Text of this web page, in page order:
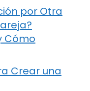
por Otra
Cómo
Crear una